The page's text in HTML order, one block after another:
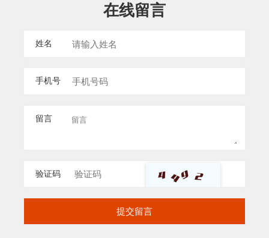
在线留言
姓名
手机号
留言
验证码